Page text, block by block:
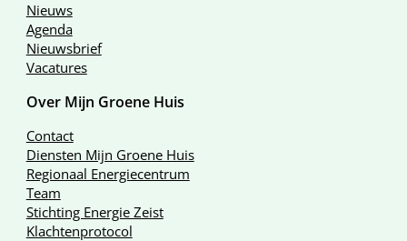
Nieuws
Agenda
Nieuwsbrief
Vacatures
Over Mijn Groene Huis
Contact
Diensten Mijn Groene Huis
Regionaal Energiecentrum
Team
Stichting Energie Zeist
Klachtenprotocol